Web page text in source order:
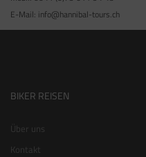
E-Mail: info@hannibal-tours.ch
BIKER REISEN
Über uns
Kontakt